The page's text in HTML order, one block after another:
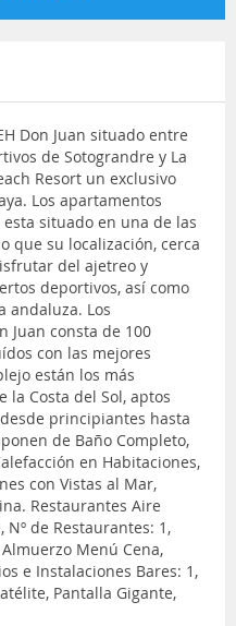
Don Juan situado entre
de Sotograndre y La
Resort un exclusivo
Los apartamentos
situado en una de las
que su localización, cerca
del ajetreo y
deportivos, así como
andaluza. Los
Juan consta de 100
con las mejores
están los más
la Costa del Sol, aptos
principiantes hasta
de Baño Completo,
en Habitaciones,
con Vistas al Mar,
Restaurantes Aire
de Restaurantes: 1,
Menú Cena,
e Instalaciones Bares: 1,
Pantalla Gigante,